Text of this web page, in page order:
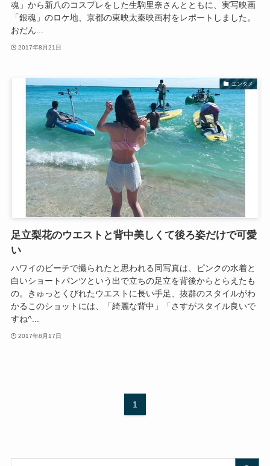
魂」から新八のコスプレをした生駒里奈さんとともに、実写映画
「銀魂」のロケ地、京都の東映太秦映画村をレポートしました。
おだん...
2017年8月21日
エンタメ
足立梨花のウエストと背中美しくて後ろ姿だけで可愛
い
ハワイのビーチで撮られたと思われる同写真は、ピンクの水着と
白いショートパンツという出で立ちの足立を背後からとらえたも
の。きゅっとくびれたウエストに長い手足、抜群のスタイルがわ
かるこのショットには、「綺麗な背中」「さすがスタイル良いで
すね^...
2017年8月17日
1